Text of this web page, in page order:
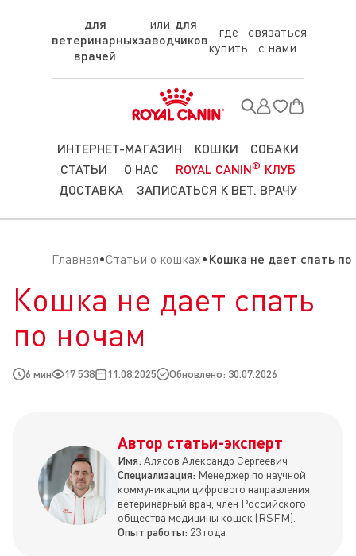
для
ветеринарных
врачей
для
заводчиков
где
купить
связаться
с нами
ИНТЕРНЕТ-МАГАЗИН КОШКИ
СОБАКИ
СТАТЬИ
О НАС ROYAL CANIN® КЛУБ
ДОСТАВКА
ЗАПИСАТЬСЯ К ВЕТ. ВРАЧУ
Главная Статьи о кошках Кошка не дает спать по
Кошка не дает спать
по ночам
6 мин 17 538 11.08.2025 Обновлено: 30.07.2026
Автор статьи-эксперт
Имя: Алясов Александр Сергеевич
Специализация: Менеджер по научной
коммуникации цифрового направления,
ветеринарный врач, член Российского
общества медицины кошек (RSFM).
Опыт работы: 23 года